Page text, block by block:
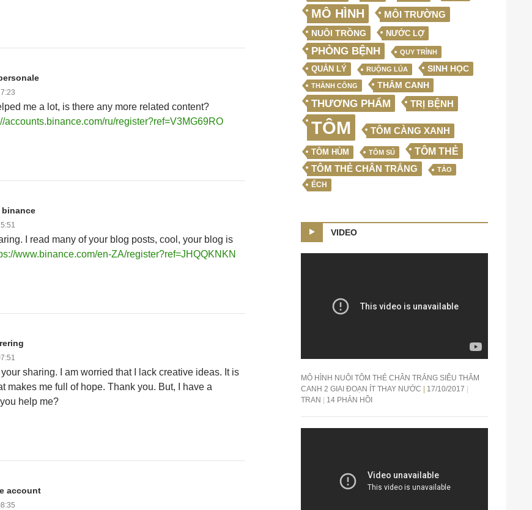
me a lot, is there any more related content?
accounts.binance.com/ru/register?ref=V3MG69RO
I read many of your blog posts, cool, your blog is
www.binance.com/en-ZA/register?ref=JHQQKNKN
sharing. I am worried that I lack creative ideas. It is
makes me full of hope. Thank you. But, I have a
help me?
account
MÔ HÌNH MÔI TRƯỜNG
NUÔI TRỒNG NƯỚC LỢ
PHÒNG BỆNH QUY TRÌNH
QUẢN LÝ RUỘNG LÚA SINH HỌC
THÀNH CÔNG THÂM CANH
THƯƠNG PHẨM TRỊ BỆNH
TÔM TÔM CÀNG XANH
TÔM HÙM TÔM SÚ TÔM THẺ
TÔM THẺ CHÂN TRẮNG TẢO
ẾCH
VIDEO
MÔ HÌNH NUÔI TÔM THẺ CHÂN TRẮNG SIÊU THÂM
CANH 2 GIAI ĐOẠN ÍT THAY NƯỚC
17/10/2017
TRAN
14 PHẢN HỒI